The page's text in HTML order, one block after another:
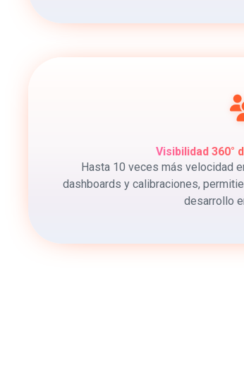
Visibilidad 360°
Hasta 10 veces más velocidad
dashboards y calibraciones,
desarrollo